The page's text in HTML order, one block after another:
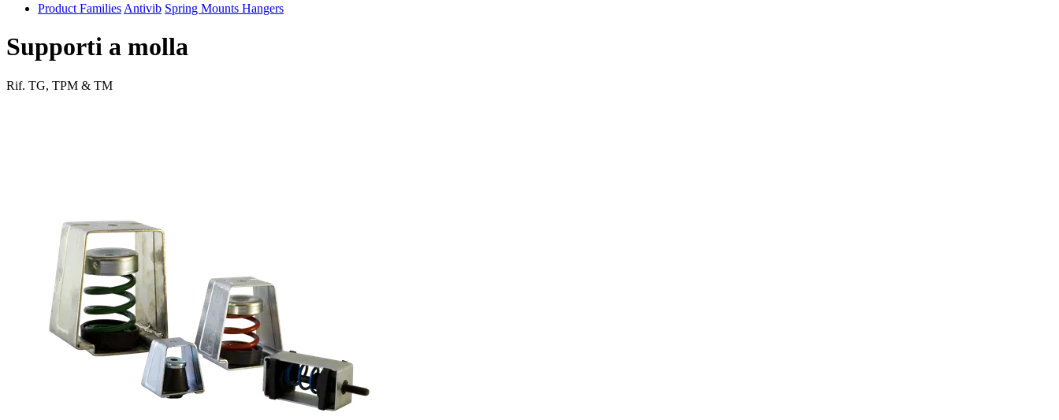
antivib
instalduct
Product Families Antivib Spring Mounts Hangers
Supporti a molla
Rif. TG, TPM & TM